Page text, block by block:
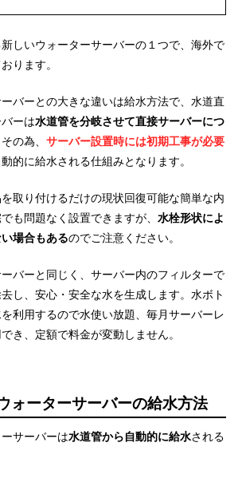
しいウォーターサーバーの１つで、海外で
ります。
バーとの大きな違いは給水方法で、水道直
ーは水道管を分岐させて直接サーバーにつ
の為、 サーバー設置時には初期工事が必要
的に給水される仕組みとなります。
取り付けるだけの現状回復可能な簡単な内
も問題なく設置できますが、 水栓形状によ
場合もあるのでご注意ください。
バーと同じく、サーバー内のフィルターで
し、安心・安全な水を生成します。水ボト
利用するので水使い放題、毎月サーバーレ
き、定額で料金が変動しません。
ォーターサーバーの給水方法
サーバーは水道管から自動的に給水される